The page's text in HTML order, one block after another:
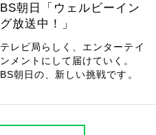
BS朝日「ウェルビーイン
グ放送中！」
テレビ局らしく、エンターテイ
ンメントにして届けていく。
BS朝日の、新しい挑戦です。